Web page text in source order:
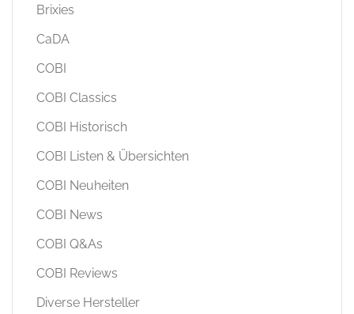
Brixies
CaDA
COBI
COBI Classics
COBI Historisch
COBI Listen & Übersichten
COBI Neuheiten
COBI News
COBI Q&As
COBI Reviews
Diverse Hersteller